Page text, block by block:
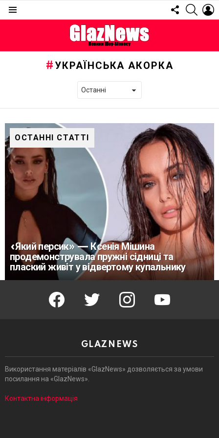
FOLLOW
US
УКРАЇНСЬКА АКОРКА
ОСТАННІ СТАТТІ
«Який персик» — Ксенія Мішина
продемонструвала пружні сідниці та
плаский живіт у відвертому купальнику
facebook twitter instagram youtube
GLAZNEWS
Використання матеріалів «GlazNews» дозволяється за умови
посилання на «GlazNews».
Контактна інформація